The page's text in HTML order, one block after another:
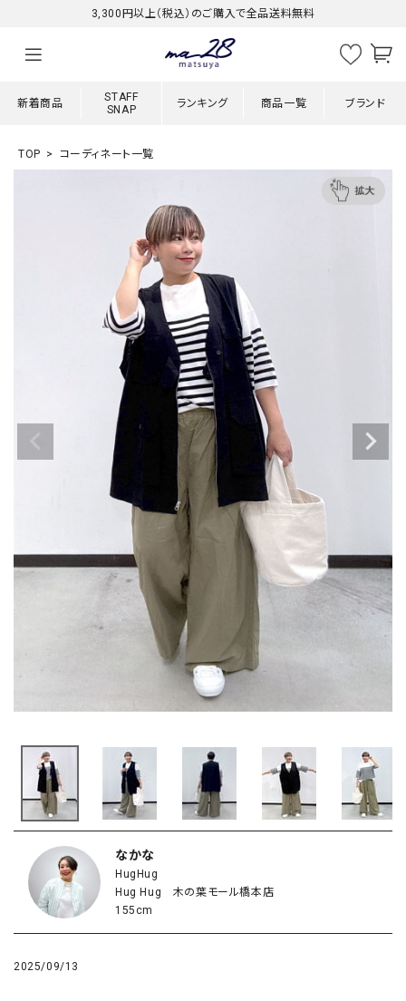
3,300円以上（税込）のご購入で全品送料無料
新着商品
STAFF
SNAP
ランキング 商品一覧 ブランド
TOP コーディネート一覧
なかな
HugHug
Hug Hug 木の葉モール橋本店
155cm
2025/09/13